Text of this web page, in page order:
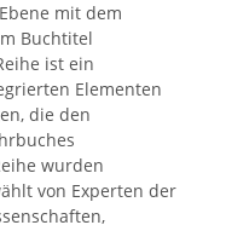
mit dem
Buchtitel
ist ein
Elementen
die den
wurden
von Experten der